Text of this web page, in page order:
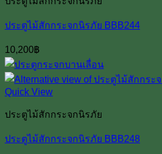
ประตูไม้สักกระจกนิรภัย BBB244
10,200฿
Quick View
ประตูไม้สักกระจกนิรภัย
ประตูไม้สักกระจกนิรภัย BBB248